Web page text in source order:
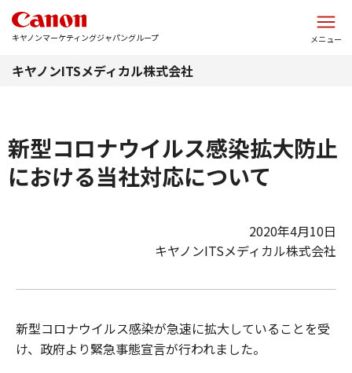
キヤノンマーケティングジャパングループ メニュー
キヤノンITSメディカル株式会社
新型コロナウイルス感染拡大防止
における当社対応について
2020年4月10日
キヤノンITSメディカル株式会社
新型コロナウイルス感染が急速に拡大していることを受
け、政府より緊急事態宣言が行われました。